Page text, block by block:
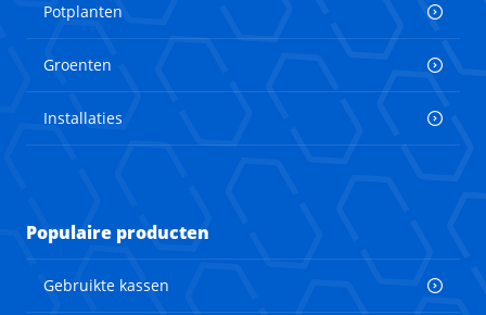
Potplanten
Groenten
Installaties
Populaire producten
Gebruikte kassen